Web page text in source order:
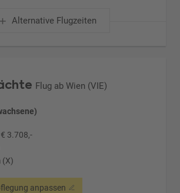
Alternative Flugzeiten
Flug ab Wien (VIE)
3.708,-
(X)
anpassen